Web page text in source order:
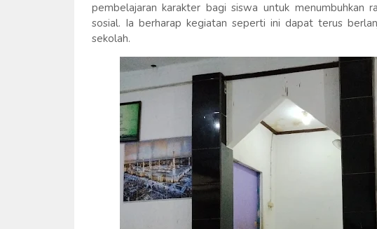
pembelajaran karakter bagi siswa untuk menumbuhkan
sosial. Ia berharap kegiatan seperti ini dapat terus
sekolah.